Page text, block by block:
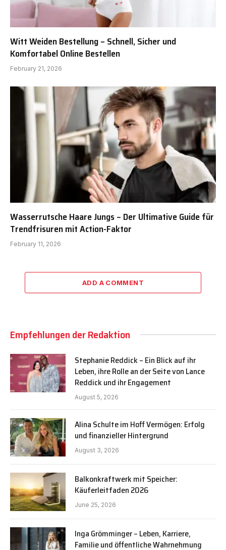
Witt Weiden Bestellung – Schnell, Sicher und
Komfortabel Online Bestellen
February 21, 2026
Wasserrutsche Haare Jungs – Der Ultimative Guide für
Trendfrisuren mit Action-Faktor
February 11, 2026
ADD A COMMENT
Empfehlungen der Redaktion
Stephanie Reddick – Ein Blick auf ihr
Leben, ihre Rolle an der Seite von Lance
Reddick und ihr Engagement
August 5, 2026
Alina Schulte im Hoff Vermögen: Erfolg
und finanzieller Hintergrund
August 3, 2026
Balkonkraftwerk mit Speicher:
Käuferleitfaden 2026
June 25, 2026
Inga Grömminger – Leben, Karriere,
Familie und öffentliche Wahrnehmung